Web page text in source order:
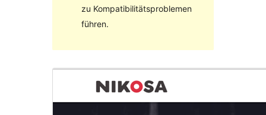
zu Kompatibilitätsproblemen
führen.